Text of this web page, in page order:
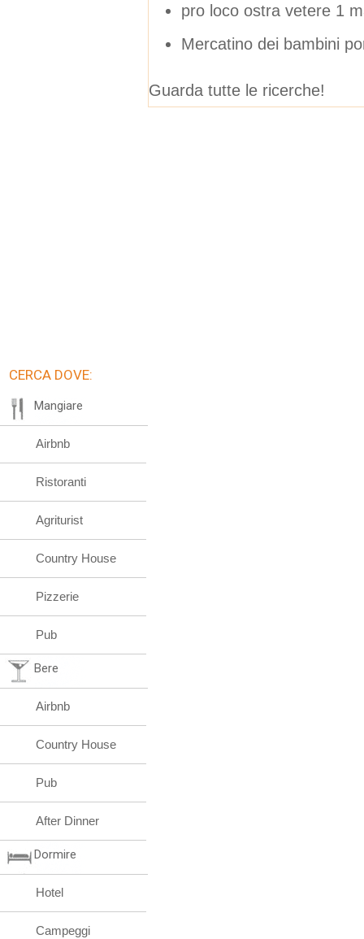
pro loco ostra vetere 1
Mercatino dei bambini
Guarda tutte le ricerche!
CERCA DOVE:
Mangiare
Airbnb
Ristoranti
Agriturist
Country House
Pizzerie
Pub
Bere
Airbnb
Country House
Pub
After Dinner
Dormire
Hotel
Campeggi